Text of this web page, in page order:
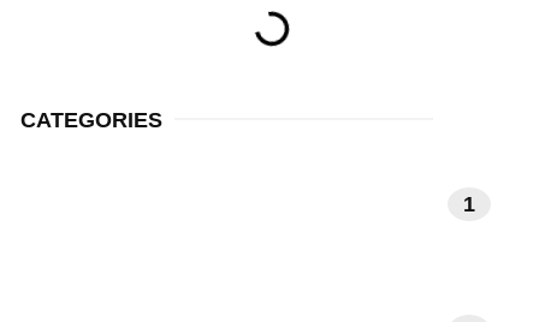
CATEGORIES
1